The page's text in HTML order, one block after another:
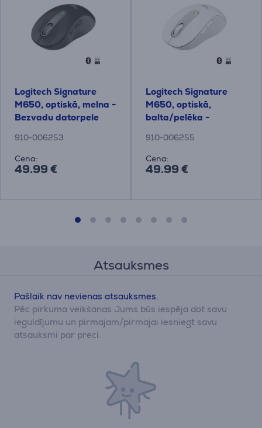
Logitech Signature
M650, optiskā, melna -
Bezvadu datorpele
910-006253
Cena:
49.99 €
Logitech Signature
M650, optiskā,
balta/pelēka -
910-006255
Cena:
49.99 €
Atsauksmes
Pašlaik nav nevienas atsauksmes.
Pēc pirkuma veikšanas Jums būs iespēja dot savu
ieguldījumu un pirmajam/pirmajai iesniegt savu
atsauksmi par preci.